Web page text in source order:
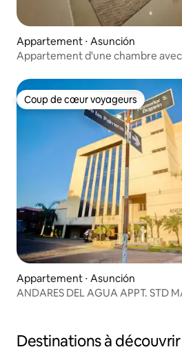
Appartement ⋅ Asunción
Appartement d'une chambre
Coup de cœur voyageurs
Coup de cœur voyageurs
Appartement ⋅ Asunción
ANDARES DEL AGUA APPT. STD
Destinations à découvrir